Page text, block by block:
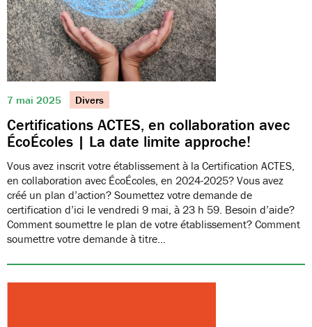
7 mai 2025 Divers
Certifications ACTES, en collaboration avec
ÉcoÉcoles | La date limite approche!
Vous avez inscrit votre établissement à la Certification ACTES,
en collaboration avec ÉcoÉcoles, en 2024-2025? Vous avez
créé un plan d’action? Soumettez votre demande de
certification d’ici le vendredi 9 mai, à 23 h 59. Besoin d’aide?
Comment soumettre le plan de votre établissement? Comment
soumettre votre demande à titre…